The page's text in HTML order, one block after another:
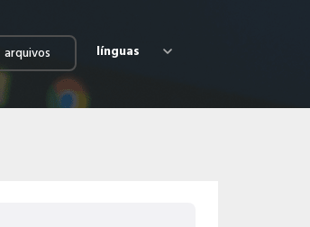
arquivos línguas